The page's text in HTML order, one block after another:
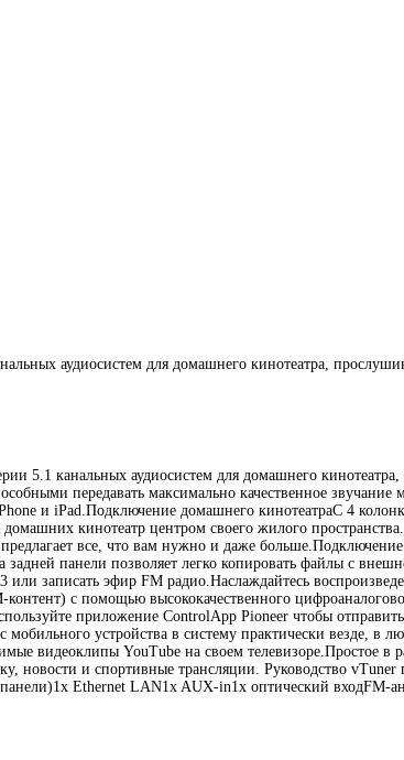
аудиосистем для домашнего кинотеатра,
5.1 канальных аудиосистем для домашнего
передавать максимально качественное
и iPad.Подключение домашнего кинотеатраС 4
домашних кинотеатр центром своего жилого
все, что вам нужно и даже
панели позволяет легко копировать файлы с
записать эфир FM радио.Наслаждайтесь
с помощью высококачественного
приложение ControlApp Pioneer чтобы
устройства в систему практически везде, в
видеоклипы YouTube на своем телевизоре.Простое в
новости и спортивные трансляции. Руководство
Ethernet LAN1x AUX-in1x оптический входFM-